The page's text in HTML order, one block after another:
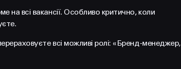
всі вакансії. Особливо критично, коли
всі можливі ролі: «Бренд-менеджер,